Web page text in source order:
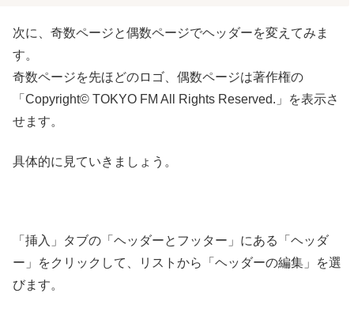
次に、奇数ページと偶数ページでヘッダーを変えてみま
す。
奇数ページを先ほどのロゴ、偶数ページは著作権の
「Copyright© TOKYO FM All Rights Reserved.」を表示さ
せます。
具体的に見ていきましょう。
「挿入」タブの「ヘッダーとフッター」にある「ヘッダ
ー」をクリックして、リストから「ヘッダーの編集」を選
びます。